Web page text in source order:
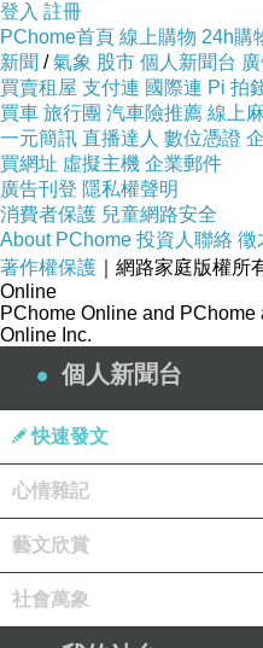
上一篇：要不要載我到天涯
下一篇：無人知道雙子座
有許多花把千嬅和你繡
2026-06-09
還不露出馬腳？看以後
字。
登入 註冊
PChome首頁 線上購物 24h購
新聞 /氣象 股市 個人新聞台
買賣租屋 支付連 國際連 Pi 拍
買車 旅行團 汽車險推薦 線上
一元簡訊 直播達人 數位憑證
買網址 虛擬主機 企業郵件
廣告刊登 隱私權聲明
消費者保護 兒童網路安全
About PChome 投資人聯絡 徵
著作權保護 ｜網路家庭版權所
Online
PChome Online and
Online Inc.
個人新聞台
快速發文
心情雜記
藝文欣賞
社會萬象